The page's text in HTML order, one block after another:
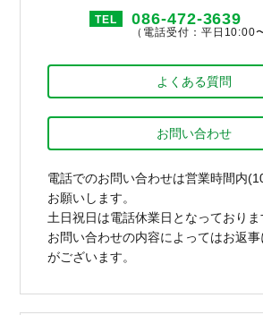
TEL 086-472-3639
（電話受付：平日10:00
よくある質問
お問い合わせ
電話でのお問い合わせは営業時間内
お願いします。
土日祝日は電話休業日となっておりま
お問い合わせの内容によってはお返事
がございます。